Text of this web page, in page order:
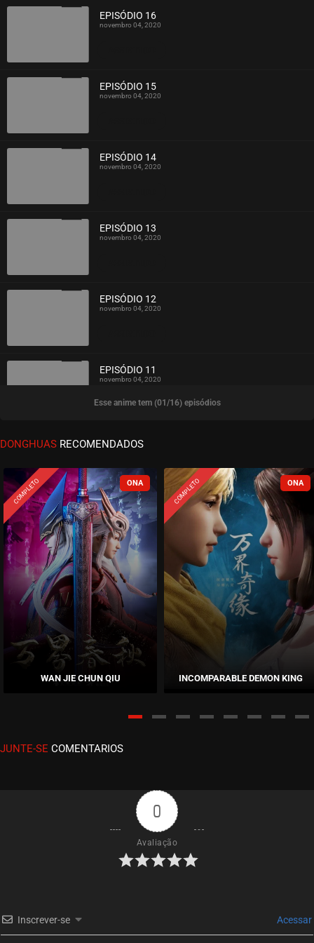
EPISÓDIO 16
novembro 04, 2020
EPISÓDIO 15
novembro 04, 2020
EPISÓDIO 14
novembro 04, 2020
EPISÓDIO 13
novembro 04, 2020
EPISÓDIO 12
novembro 04, 2020
ASSISTIDO
EPISÓDIO 11
novembro 04, 2020
ASSISTIDO
EPISÓDIO 10
ASSISTIDO
EPISÓDIO 09
novembro 04, 2020
ASSISTIDO
EPISÓDIO 08
novembro 03, 2020
EPISÓDIO 07
novembro 03, 2020
ASSISTIDO
EPISÓDIO 05
novembro 03, 2020
EPISÓDIO 04
EPISÓDIO 03
Esse anime tem (01/16) episódios
DONGHUAS RECOMENDADOS
COMPLETO
WAN JIE CHUN QIU
COMPLETO
INCOMPARABLE DEMON KING
JUNTE-SE COMENTARIOS
0
Avaliação
Inscrever-se Acessar